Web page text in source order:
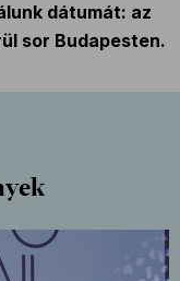
dátumát: az
sor Budapesten.